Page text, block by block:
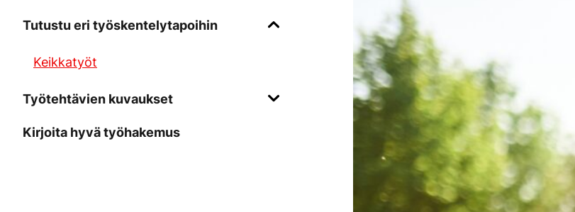
Tutustu eri työskentelytapoihin
Keikkatyöt
Työtehtävien kuvaukset
Kirjoita hyvä työhakemus